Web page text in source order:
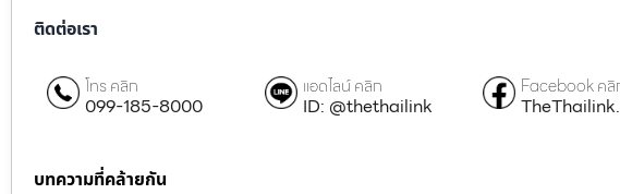
ติดต่อเรา
โทร คลิก
099-185-8000
แอดไลน์ คลิก
ID: @thethailink
Facebook คลิ
บทความที่คล้ายกัน